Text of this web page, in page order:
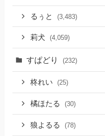
るぅと (3,483)
莉犬 (4,059)
すぱどり (232)
柊れい (25)
橘ほたる (30)
狼よるる (78)